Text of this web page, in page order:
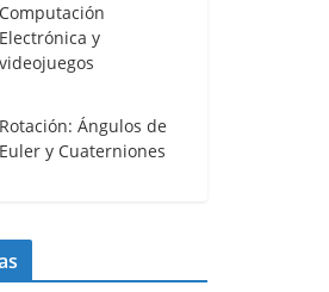
Computación
Electrónica y
videojuegos
Rotación: Ángulos de
Euler y Cuaterniones